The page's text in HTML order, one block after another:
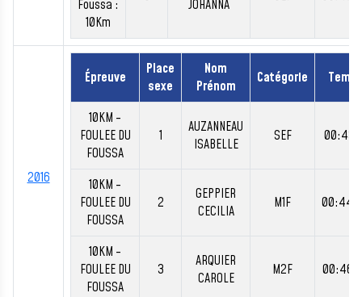
Foussa :
10Km
JOHANNA
2016
Épreuve
Place
sexe
Nom
Prénom
Catégorie
10KM -
FOULEE DU
FOUSSA
1
AUZANNEAU
ISABELLE
SEF
10KM -
FOULEE DU
FOUSSA
2
GEPPIER
CECILIA
M1F
10KM -
FOULEE DU
FOUSSA
3
ARQUIER
CAROLE
M2F